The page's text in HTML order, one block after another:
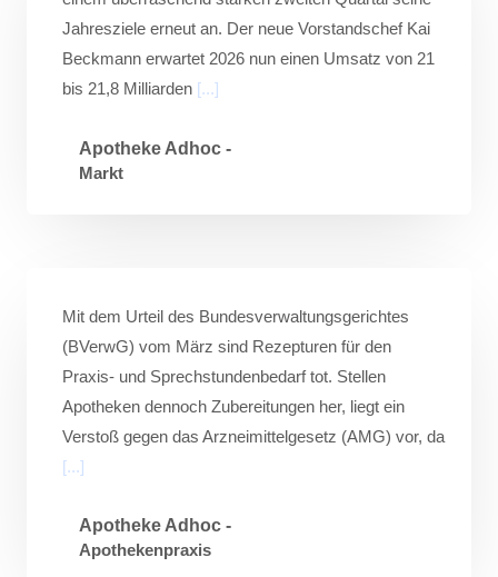
Jahresziele erneut an. Der neue Vorstandschef Kai
Beckmann erwartet 2026 nun einen Umsatz von 21
bis 21,8 Milliarden [...]
Apotheke Adhoc -
Markt
Mit dem Urteil des Bundesverwaltungsgerichtes
(BVerwG) vom März sind Rezepturen für den
Praxis- und Sprechstundenbedarf tot. Stellen
Apotheken dennoch Zubereitungen her, liegt ein
Verstoß gegen das Arzneimittelgesetz (AMG) vor, da
[...]
Apotheke Adhoc -
Apothekenpraxis